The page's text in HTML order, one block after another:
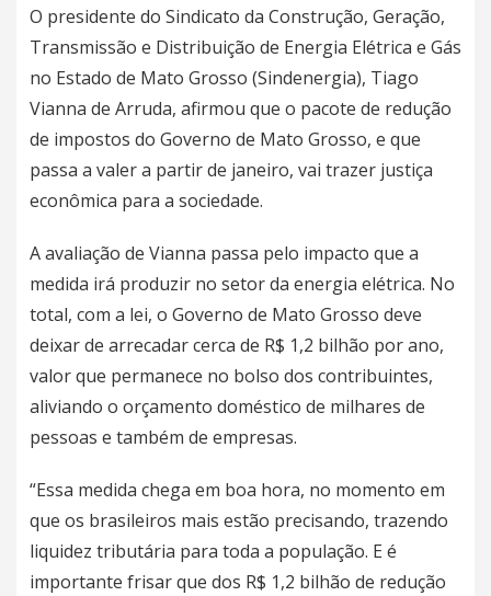
O presidente do Sindicato da Construção, Geração,
Transmissão e Distribuição de Energia Elétrica e Gás
no Estado de Mato Grosso (Sindenergia), Tiago
Vianna de Arruda, afirmou que o pacote de redução
de impostos do Governo de Mato Grosso, e que
passa a valer a partir de janeiro, vai trazer justiça
econômica para a sociedade.
A avaliação de Vianna passa pelo impacto que a
medida irá produzir no setor da energia elétrica. No
total, com a lei, o Governo de Mato Grosso deve
deixar de arrecadar cerca de R$ 1,2 bilhão por ano,
valor que permanece no bolso dos contribuintes,
aliviando o orçamento doméstico de milhares de
pessoas e também de empresas.
“Essa medida chega em boa hora, no momento em
que os brasileiros mais estão precisando, trazendo
liquidez tributária para toda a população. E é
importante frisar que dos R$ 1,2 bilhão de redução